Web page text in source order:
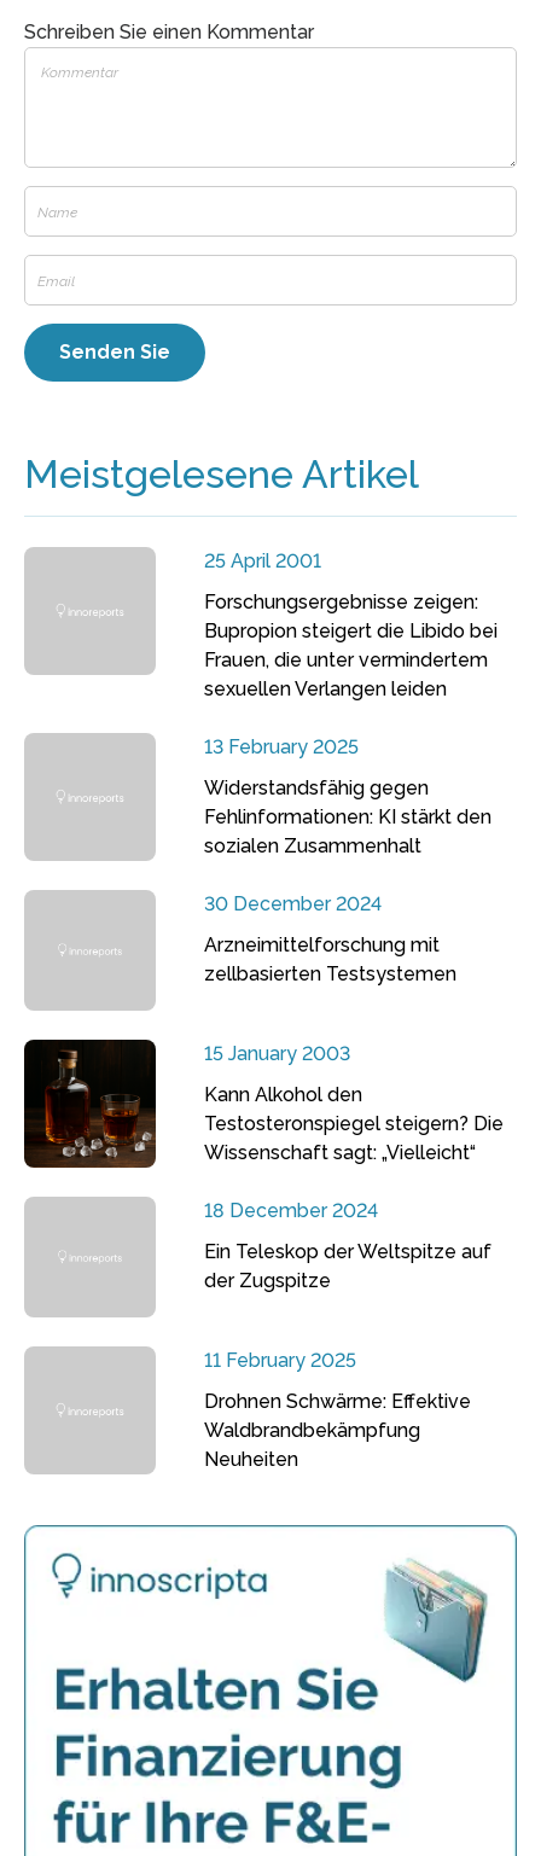
Schreiben Sie einen Kommentar
Meistgelesene Artikel
25 April 2001
Forschungsergebnisse zeigen:
Bupropion steigert die Libido bei
Frauen, die unter vermindertem
sexuellen Verlangen leiden
13 February 2025
Widerstandsfähig gegen
Fehlinformationen: KI stärkt den
sozialen Zusammenhalt
30 December 2024
Arzneimittelforschung mit
zellbasierten Testsystemen
15 January 2003
Kann Alkohol den
Testosteronspiegel steigern? Die
Wissenschaft sagt: „Vielleicht“
18 December 2024
Ein Teleskop der Weltspitze auf
der Zugspitze
11 February 2025
Drohnen Schwärme: Effektive
Waldbrandbekämpfung
Neuheiten